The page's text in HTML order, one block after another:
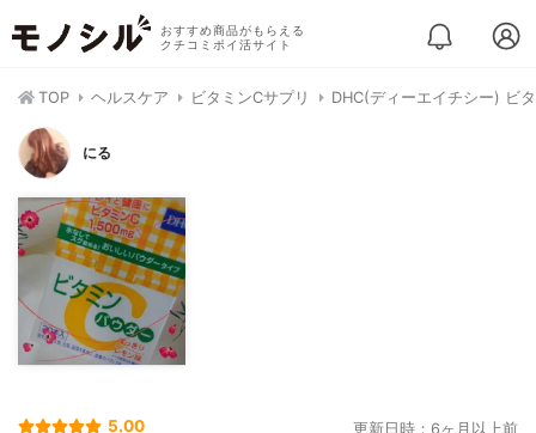
おすすめ商品がもらえる
クチコミポイ活サイト
TOP ヘルスケア ビタミンCサプリ DHC(ディーエイチシー) ビ
にる
5.00 更新日時：6ヶ月以上前